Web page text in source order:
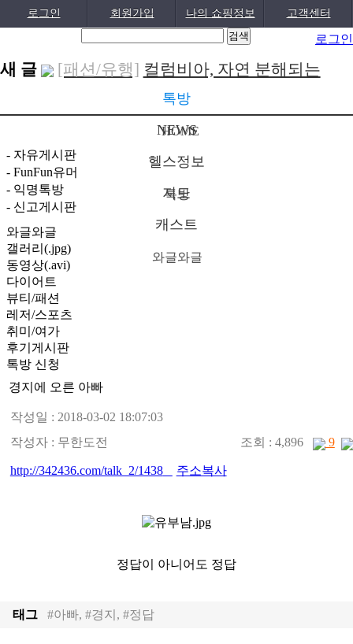
로그인 회원가입 나의 쇼핑정보 고객센터
로그인
새 글 [패션/유행] 컬럼비아, 자연 분해되는
ITZY 류진, 동해안 산불 피
[04-12]
[보도자료/칼럼] GS25, 워너브라더스와
배트맨콜라·..
[04-05]
[건강]
봄철 자살률 증가, 10대 청소년
이 위..
[건강]
효능..
[건강]
방수..[보도자료/칼럼] 오뚜기, 브랜드 경험
공간 ‘오키친 ..
[03-28]
[보도자료/칼럼] GS25, 하이트진로와
손잡고 ‘갓생폭..
[건강]
터 줄..
[다이어트]
움되는 음..
톡방
NEWS
헬스정보
지도
캐스트
HOME
톡방
와글와글
- 자유게시판
- FunFun유머
- 익명톡방
- 신고게시판
와글와글
갤러리(.jpg)
동영상(.avi)
다이어트
뷰티/패션
레저/스포츠
취미/여가
후기게시판
톡방 신청
경지에 오른 아빠
작성일 : 2018-03-02 18:07:03
작성자 : 무한도전 조회 : 4,896 9
http://342436.com/talk_2/1438 주소복사
정답이 아니어도 정답
태그 #아빠, #경지, #정답